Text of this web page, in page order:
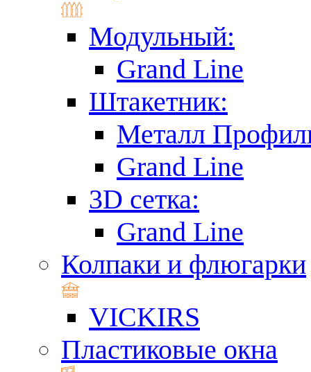
Модульный:
Grand Line
Штакетник:
Металл
Grand Line
3D сетка:
Grand Line
Колпаки и флюгарки
VICKIRS
Пластиковые окна